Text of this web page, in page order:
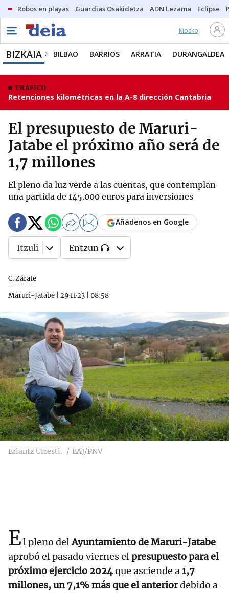
Robos en playas Guardias Osakidetza ADN Lezama Eclipse
Kiosko
BIZKAIA BILBAO BARRIOS ARRATIA DURANGALDEA
TRÁFICO
Retenciones kilométricas en la A-8 dirección Cantabria
El presupuesto de Maruri-
Jatabe el próximo año será de
1,7 millones
El pleno da luz verde a las cuentas, que contemplan
una partida de 145.000 euros para inversiones
C. Zárate
Maruri-Jatabe
29·11·23 08:58
Añádenos en Google
Itzuli Entzun
Erlantz Urresti. EAJ/PNV
El pleno delAyuntamiento de Maruri-Jatabe
aprobó el pasado viernes elpresupuesto para el
próximo ejercicio 2024que asciende a1,7
millones, un 7,1% más que el anteriordebido a